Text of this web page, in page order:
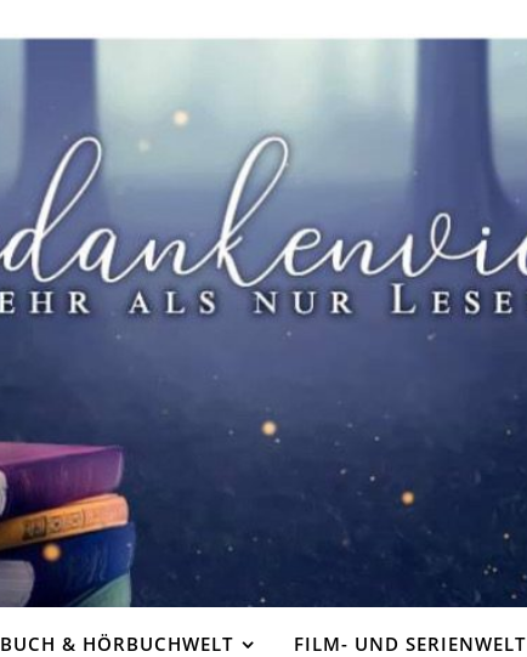
BUCH & HÖRBUCHWELT FILM- UND SERIENWELT